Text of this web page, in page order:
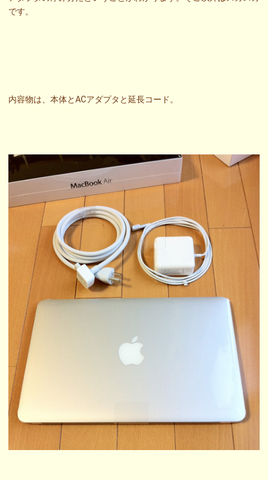
です。
内容物は、本体とACアダプタと延長コード。